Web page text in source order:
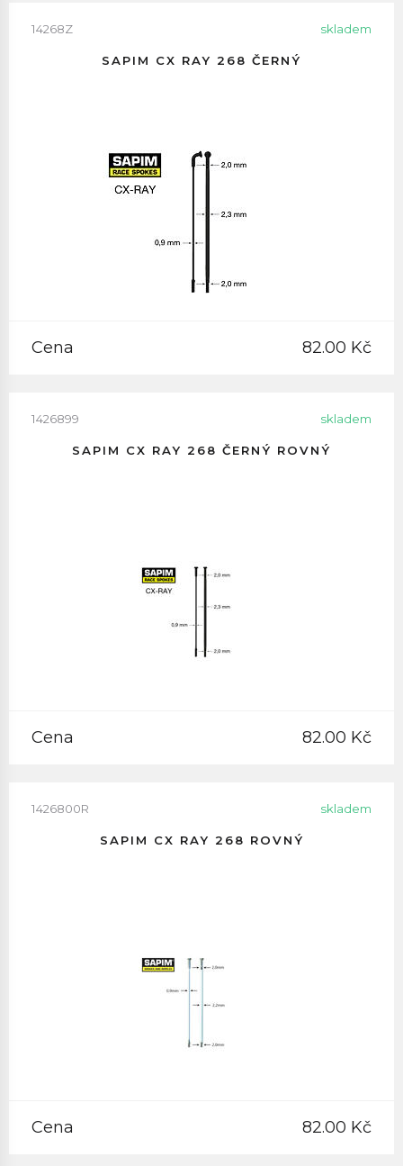
14268Z skladem
SAPIM CX RAY 268 ČERNÝ
Cena 82.00 Kč
1426899 skladem
SAPIM CX RAY 268 ČERNÝ ROVNÝ
Cena 82.00 Kč
1426800R skladem
SAPIM CX RAY 268 ROVNÝ
Cena 82.00 Kč